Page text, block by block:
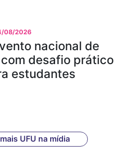
08/2026
nacional de
desafio prático
estudantes
UFU na mídia